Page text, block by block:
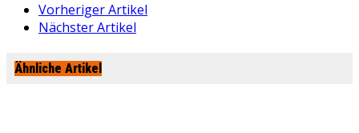
Vorheriger Artikel
Nächster Artikel
Ähnliche Artikel